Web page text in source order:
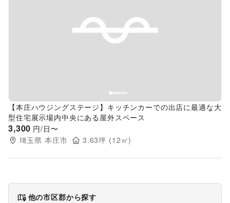
Previous slide
【本庄ハウジングステージ】キッチンカーでの出店に最適な大
型住宅展示場内中央にある屋外スペース
3,300 円/日〜
埼玉県 本庄市 3.63坪 (12 ㎡)
他の市区郡から探す